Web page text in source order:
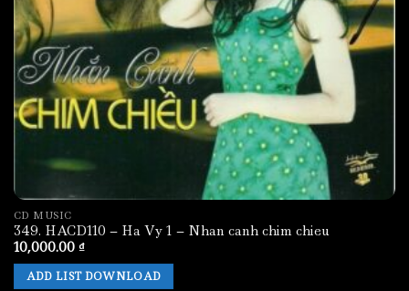
CD MUSIC
349. HACD110 – Ha Vy 1 – Nhan canh chim chieu
10,000.00 ₫
ADD LIST DOWNLOAD